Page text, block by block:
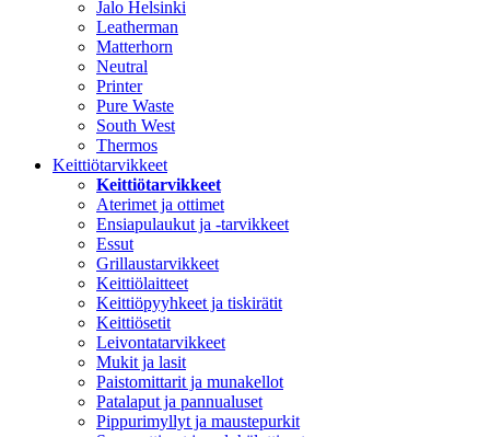
Jalo Helsinki
Leatherman
Matterhorn
Neutral
Printer
Pure Waste
South West
Thermos
Keittiötarvikkeet
Keittiötarvikkeet
Aterimet ja ottimet
Ensiapulaukut ja -tarvikkeet
Essut
Grillaustarvikkeet
Keittiölaitteet
Keittiöpyyhkeet ja tiskirätit
Keittiösetit
Leivontatarvikkeet
Mukit ja lasit
Paistomittarit ja munakellot
Patalaput ja pannualuset
Pippurimyllyt ja maustepurkit